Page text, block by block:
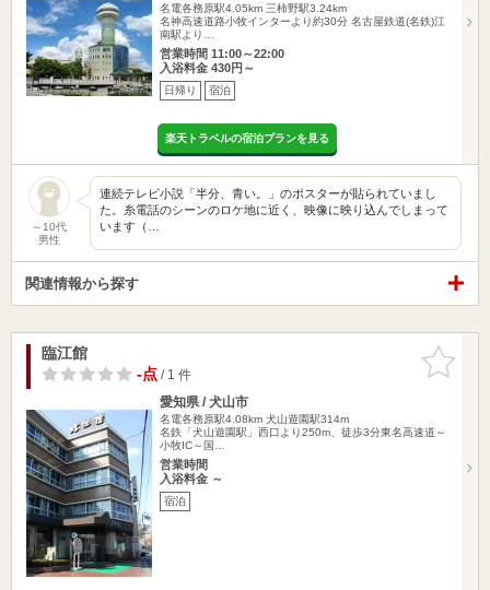
名電各務原駅4.05km 三柿野駅3.24km
名神高速道路小牧インターより約30分 名古屋鉄道(名鉄)江
南駅より…
営業時間 11:00～22:00
入浴料金 430円～
日帰り 宿泊
楽天トラベルの宿泊プランを見る
～10代
男性
連続テレビ小説「半分、青い。」のポスターが貼られていまし
た。糸電話のシーンのロケ地に近く、映像に映り込んでしまって
います（…
関連情報から探す
お気に入
りに追加
臨江館
-点/ 1 件
愛知県 / 犬山市
名電各務原駅4.08km 犬山遊園駅314m
名鉄「犬山遊園駅」西口より250m、徒歩3分東名高速道～
小牧IC～国…
営業時間
入浴料金 ～
宿泊